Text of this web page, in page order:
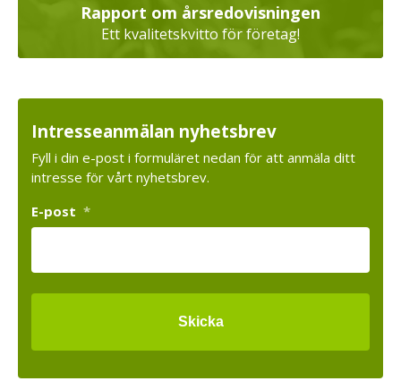
Rapport om årsredovisningen
Ett kvalitetskvitto för företag!
Intresseanmälan nyhetsbrev
Fyll i din e-post i formuläret nedan för att anmäla ditt
intresse för vårt nyhetsbrev.
E-post *